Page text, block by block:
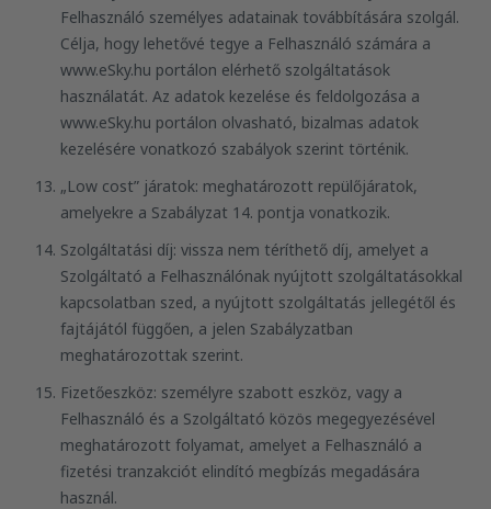
Felhasználó személyes adatainak továbbítására szolgál.
Célja, hogy lehetővé tegye a Felhasználó számára a
www.eSky.hu portálon elérhető szolgáltatások
használatát. Az adatok kezelése és feldolgozása a
www.eSky.hu portálon olvasható, bizalmas adatok
kezelésére vonatkozó szabályok szerint történik.
„Low cost” járatok: meghatározott repülőjáratok,
amelyekre a Szabályzat 14. pontja vonatkozik.
Szolgáltatási díj: vissza nem téríthető díj, amelyet a
Szolgáltató a Felhasználónak nyújtott szolgáltatásokkal
kapcsolatban szed, a nyújtott szolgáltatás jellegétől és
fajtájától függően, a jelen Szabályzatban
meghatározottak szerint.
Fizetőeszköz: személyre szabott eszköz, vagy a
Felhasználó és a Szolgáltató közös megegyezésével
meghatározott folyamat, amelyet a Felhasználó a
fizetési tranzakciót elindító megbízás megadására
használ.